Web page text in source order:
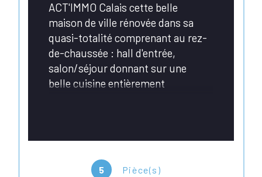
5 Pièce(s)
ACT'IMMO Calais cette belle
maison de ville rénovée dans sa
quasi-totalité comprenant au rez-
de-chaussée : hall d'entrée,
salon/séjour donnant sur une
belle cuisine entièrement
Au 1er étage, le palier dessert 2
d'eau avec grande douche ;